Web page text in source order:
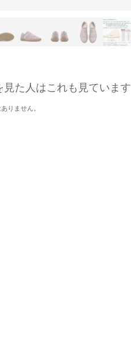
見た人はこれも見ています
りません。